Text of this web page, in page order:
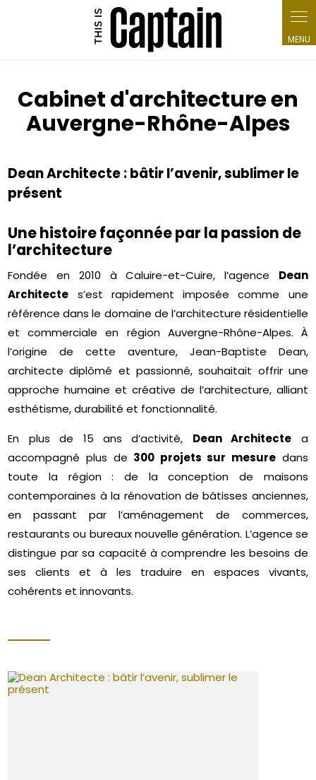
Cabinet d'architecture en
Auvergne-Rhône-Alpes
Dean Architecte : bâtir l’avenir, sublimer le
présent
Une histoire façonnée par la passion de
l’architecture
Fondée en 2010 à Caluire-et-Cuire, l’agence Dean
Architecte s’est rapidement imposée comme une
référence dans le domaine de l’architecture résidentielle
et commerciale en région Auvergne-Rhône-Alpes. À
l’origine de cette aventure, Jean-Baptiste Dean,
architecte diplômé et passionné, souhaitait offrir une
approche humaine et créative de l’architecture, alliant
esthétisme, durabilité et fonctionnalité.
En plus de 15 ans d’activité, Dean Architecte a
accompagné plus de 300 projets sur mesure dans
toute la région : de la conception de maisons
contemporaines à la rénovation de bâtisses anciennes,
en passant par l’aménagement de commerces,
restaurants ou bureaux nouvelle génération. L’agence se
distingue par sa capacité à comprendre les besoins de
ses clients et à les traduire en espaces vivants,
cohérents et innovants.
Panneau de gestion des cookies